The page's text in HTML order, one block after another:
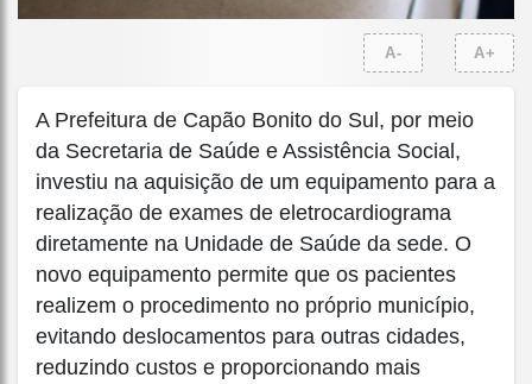
A- A+
A Prefeitura de Capão Bonito do Sul, por meio
da Secretaria de Saúde e Assistência Social,
investiu na aquisição de um equipamento para a
realização de exames de eletrocardiograma
diretamente na Unidade de Saúde da sede. O
novo equipamento permite que os pacientes
realizem o procedimento no próprio município,
evitando deslocamentos para outras cidades,
reduzindo custos e proporcionando mais